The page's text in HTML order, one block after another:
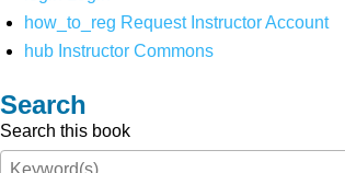
how_to_reg Request Instructor Account
hub Instructor Commons
Search
Search this book